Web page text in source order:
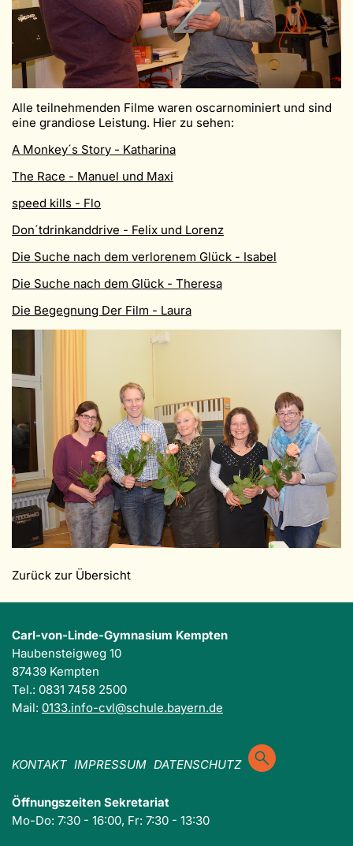
Alle teilnehmenden Filme waren oscarnominiert und sind
eine grandiose Leistung. Hier zu sehen:
A Monkey´s Story - Katharina
The Race - Manuel und Maxi
speed kills - Flo
Don´tdrinkanddrive - Felix und Lorenz
Die Suche nach dem verlorenem Glück - Isabel
Die Suche nach dem Glück - Theresa
Die Begegnung Der Film - Laura
Zurück zur Übersicht
Carl-von-Linde-Gymnasium Kempten
Haubensteigweg 10
87439 Kempten
Tel.: 0831 7458 2500
Mail: 0133.info-cvl@schule.bayern.de
KONTAKT IMPRESSUM DATENSCHUTZ
Öffnungszeiten Sekretariat
Mo-Do: 7:30 - 16:00, Fr: 7:30 - 13:30